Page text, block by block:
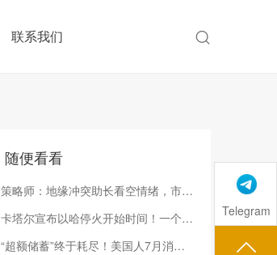
联系我们
随便看看
策略师：地缘冲突助长看空情绪，市场接近“完美买入机会”-市场参考-晟峰科技数据
卡塔尔宣布以哈停火开始时间！一个标志性的时刻即将到来-市场参考-晟峰科技数据
“超额储蓄”终于耗尽！美国人7月消费热潮烧掉了1500亿美元储蓄-市场参考-晟峰科技数据
Telegram